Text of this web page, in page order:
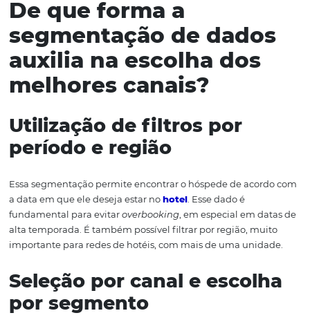
redução de erros – o gerenciamento eficiente
controle e organização, diminuído erros;
aumento da produtividade da equipe – uma vez que
equipe não terá tanto retrabalho e não precisará dispor
energia para corrigir erros ou mesmo evitá-los, o
satisfação do cliente – evitar situações como
ao mesmo tempo, oferecer praticidade são alguns dos
importantes que contribuem para a satisfação de
De que forma a
segmentação de
auxilia na escolha dos
melhores canais?